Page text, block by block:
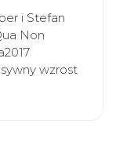
i Stefan
Non
wzrost